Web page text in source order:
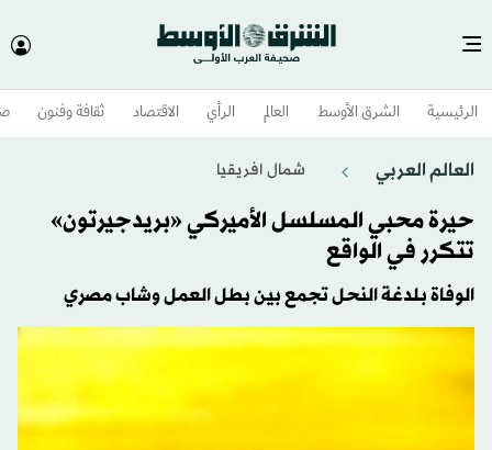
الرئيسية الشرق الأوسط​ العالم الرأي الاقتصاد ثقافة وفنون
العالم العربي شمال افريقيا
حيرة محبي المسلسل الأميركي «بريدجيرتون»
تتكرر في الواقع
الوفاة بلدغة النحل تجمع بين بطل العمل وشاب مصري